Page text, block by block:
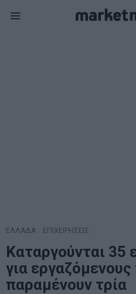
ΕΛΛΑΔΑ ΕΠΙΧΕΙΡΗΣΕΙΣ
Καταργούνται 35
για
παραμένουν τρία